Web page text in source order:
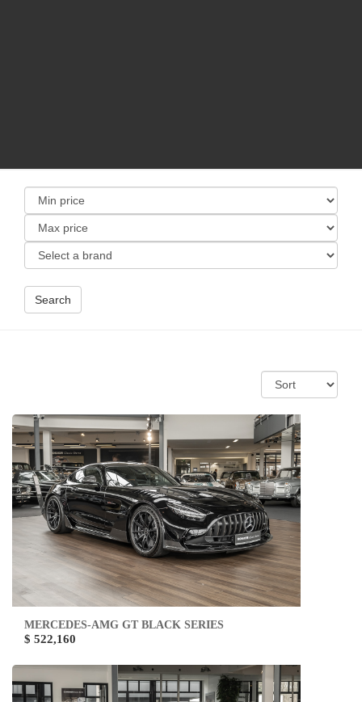
Search
MERCEDES-AMG GT BLACK SERIES
$ 522,160